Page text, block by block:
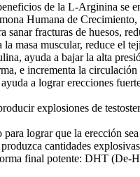
de la L-Arginina se
Humana de
sanar fracturas de huesos,
la masa muscular, reduce el
ayuda a bajar la alta
e incrementa la
a lograr erecciones
explosiones de
lograr que la erección
cantidades
final potente: DHT (De-